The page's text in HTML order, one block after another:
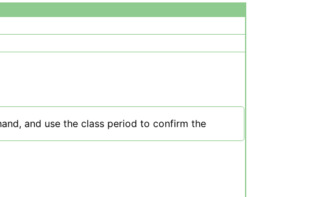
and use the class period to confirm the